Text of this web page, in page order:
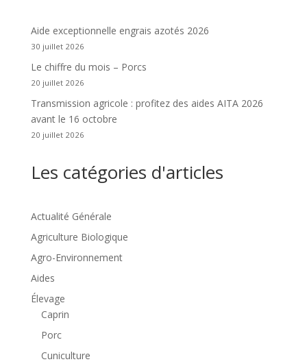
Aide exceptionnelle engrais azotés 2026
30 juillet 2026
Le chiffre du mois – Porcs
20 juillet 2026
Transmission agricole : profitez des aides AITA 2026
avant le 16 octobre
20 juillet 2026
Les catégories d'articles
Actualité Générale
Agriculture Biologique
Agro-Environnement
Aides
Élevage
Caprin
Porc
Cuniculture